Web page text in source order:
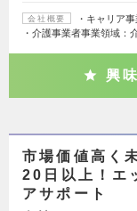
会社概要
・キャリア
・介護事業者事業領域：
興
市場価値高く
20日以上！エ
アサポート